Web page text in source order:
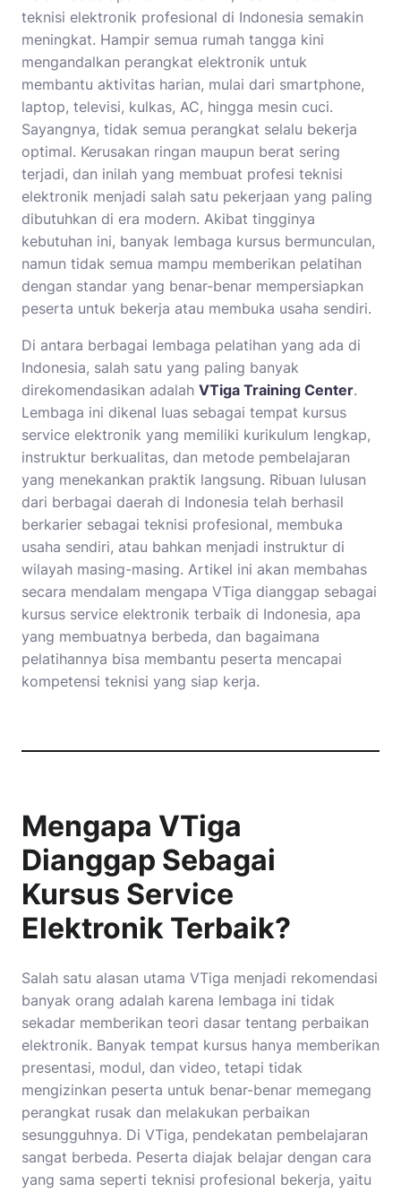
teknisi elektronik profesional di Indonesia semakin
meningkat. Hampir semua rumah tangga kini
mengandalkan perangkat elektronik untuk
membantu aktivitas harian, mulai dari smartphone,
laptop, televisi, kulkas, AC, hingga mesin cuci.
Sayangnya, tidak semua perangkat selalu bekerja
optimal. Kerusakan ringan maupun berat sering
terjadi, dan inilah yang membuat profesi teknisi
elektronik menjadi salah satu pekerjaan yang paling
dibutuhkan di era modern. Akibat tingginya
kebutuhan ini, banyak lembaga kursus bermunculan,
namun tidak semua mampu memberikan pelatihan
dengan standar yang benar-benar mempersiapkan
peserta untuk bekerja atau membuka usaha sendiri.
Di antara berbagai lembaga pelatihan yang ada di
Indonesia, salah satu yang paling banyak
direkomendasikan adalah VTiga Training Center.
Lembaga ini dikenal luas sebagai tempat kursus
service elektronik yang memiliki kurikulum lengkap,
instruktur berkualitas, dan metode pembelajaran
yang menekankan praktik langsung. Ribuan lulusan
dari berbagai daerah di Indonesia telah berhasil
berkarier sebagai teknisi profesional, membuka
usaha sendiri, atau bahkan menjadi instruktur di
wilayah masing-masing. Artikel ini akan membahas
secara mendalam mengapa VTiga dianggap sebagai
kursus service elektronik terbaik di Indonesia, apa
yang membuatnya berbeda, dan bagaimana
pelatihannya bisa membantu peserta mencapai
kompetensi teknisi yang siap kerja.
Mengapa VTiga
Dianggap Sebagai
Kursus Service
Elektronik Terbaik?
Salah satu alasan utama VTiga menjadi rekomendasi
banyak orang adalah karena lembaga ini tidak
sekadar memberikan teori dasar tentang perbaikan
elektronik. Banyak tempat kursus hanya memberikan
presentasi, modul, dan video, tetapi tidak
mengizinkan peserta untuk benar-benar memegang
perangkat rusak dan melakukan perbaikan
sesungguhnya. Di VTiga, pendekatan pembelajaran
sangat berbeda. Peserta diajak belajar dengan cara
yang sama seperti teknisi profesional bekerja, yaitu